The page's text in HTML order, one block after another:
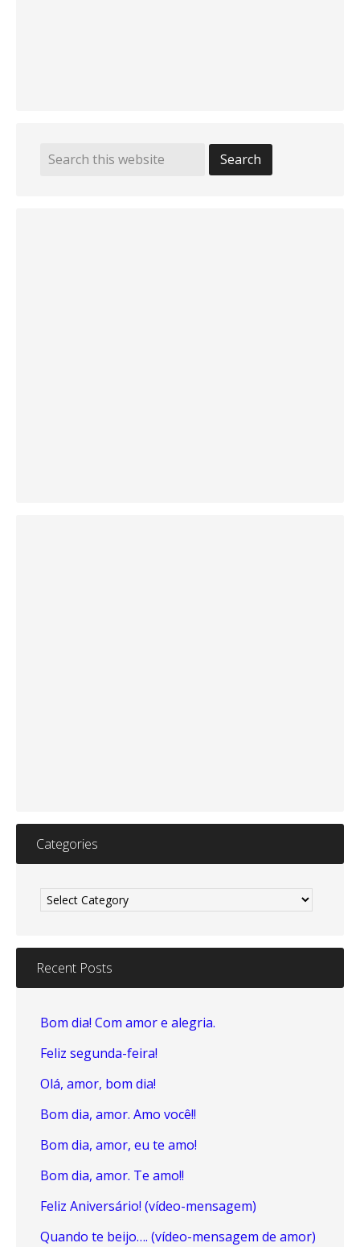
Categories
Recent Posts
Bom dia! Com amor e alegria.
Feliz segunda-feira!
Olá, amor, bom dia!
Bom dia, amor. Amo você!!
Bom dia, amor, eu te amo!
Bom dia, amor. Te amo!!
Feliz Aniversário! (vídeo-mensagem)
Quando te beijo…. (vídeo-mensagem de amor)